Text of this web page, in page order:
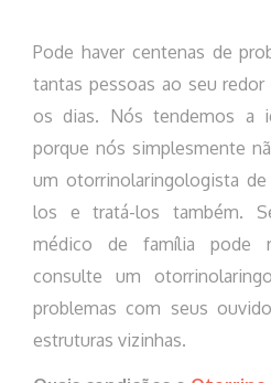
Pode haver centenas de
tantas pessoas ao seu
os dias. Nós tendemos a
porque nós simplesmente
um otorrinolaringologista
los e tratá-los também.
médico de família pode
consulte um
problemas com seus
estruturas vizinhas.